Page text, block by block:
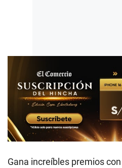
Gana increíbles premios